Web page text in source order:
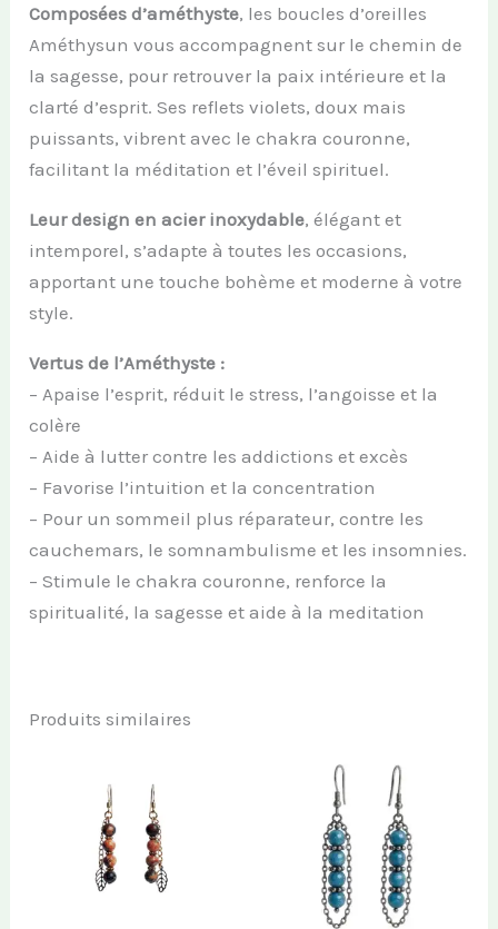
Composées d’améthyste, les boucles d’oreilles
Améthysun vous accompagnent sur le chemin de
la sagesse, pour retrouver la paix intérieure et la
clarté d’esprit. Ses reflets violets, doux mais
puissants, vibrent avec le chakra couronne,
facilitant la méditation et l’éveil spirituel.
Leur design en acier inoxydable, élégant et
intemporel, s’adapte à toutes les occasions,
apportant une touche bohème et moderne à votre
style.
Vertus de l’Améthyste :
– Apaise l’esprit, réduit le stress, l’angoisse et la
colère
– Aide à lutter contre les addictions et excès
– Favorise l’intuition et la concentration
– Pour un sommeil plus réparateur, contre les
cauchemars, le somnambulisme et les insomnies.
– Stimule le chakra couronne, renforce la
spiritualité, la sagesse et aide à la meditation
Produits similaires